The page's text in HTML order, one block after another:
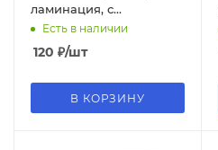
ламинация, с
подсказом, Капибара,
106837
Есть в наличии
120 ₽/шт
В КОРЗИНУ